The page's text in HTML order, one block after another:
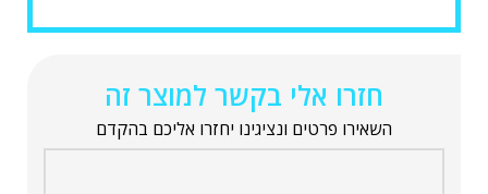
חזרו אלי בקשר למוצר זה
השאירו פרטים ונציגינו יחזרו אליכם בהקדם